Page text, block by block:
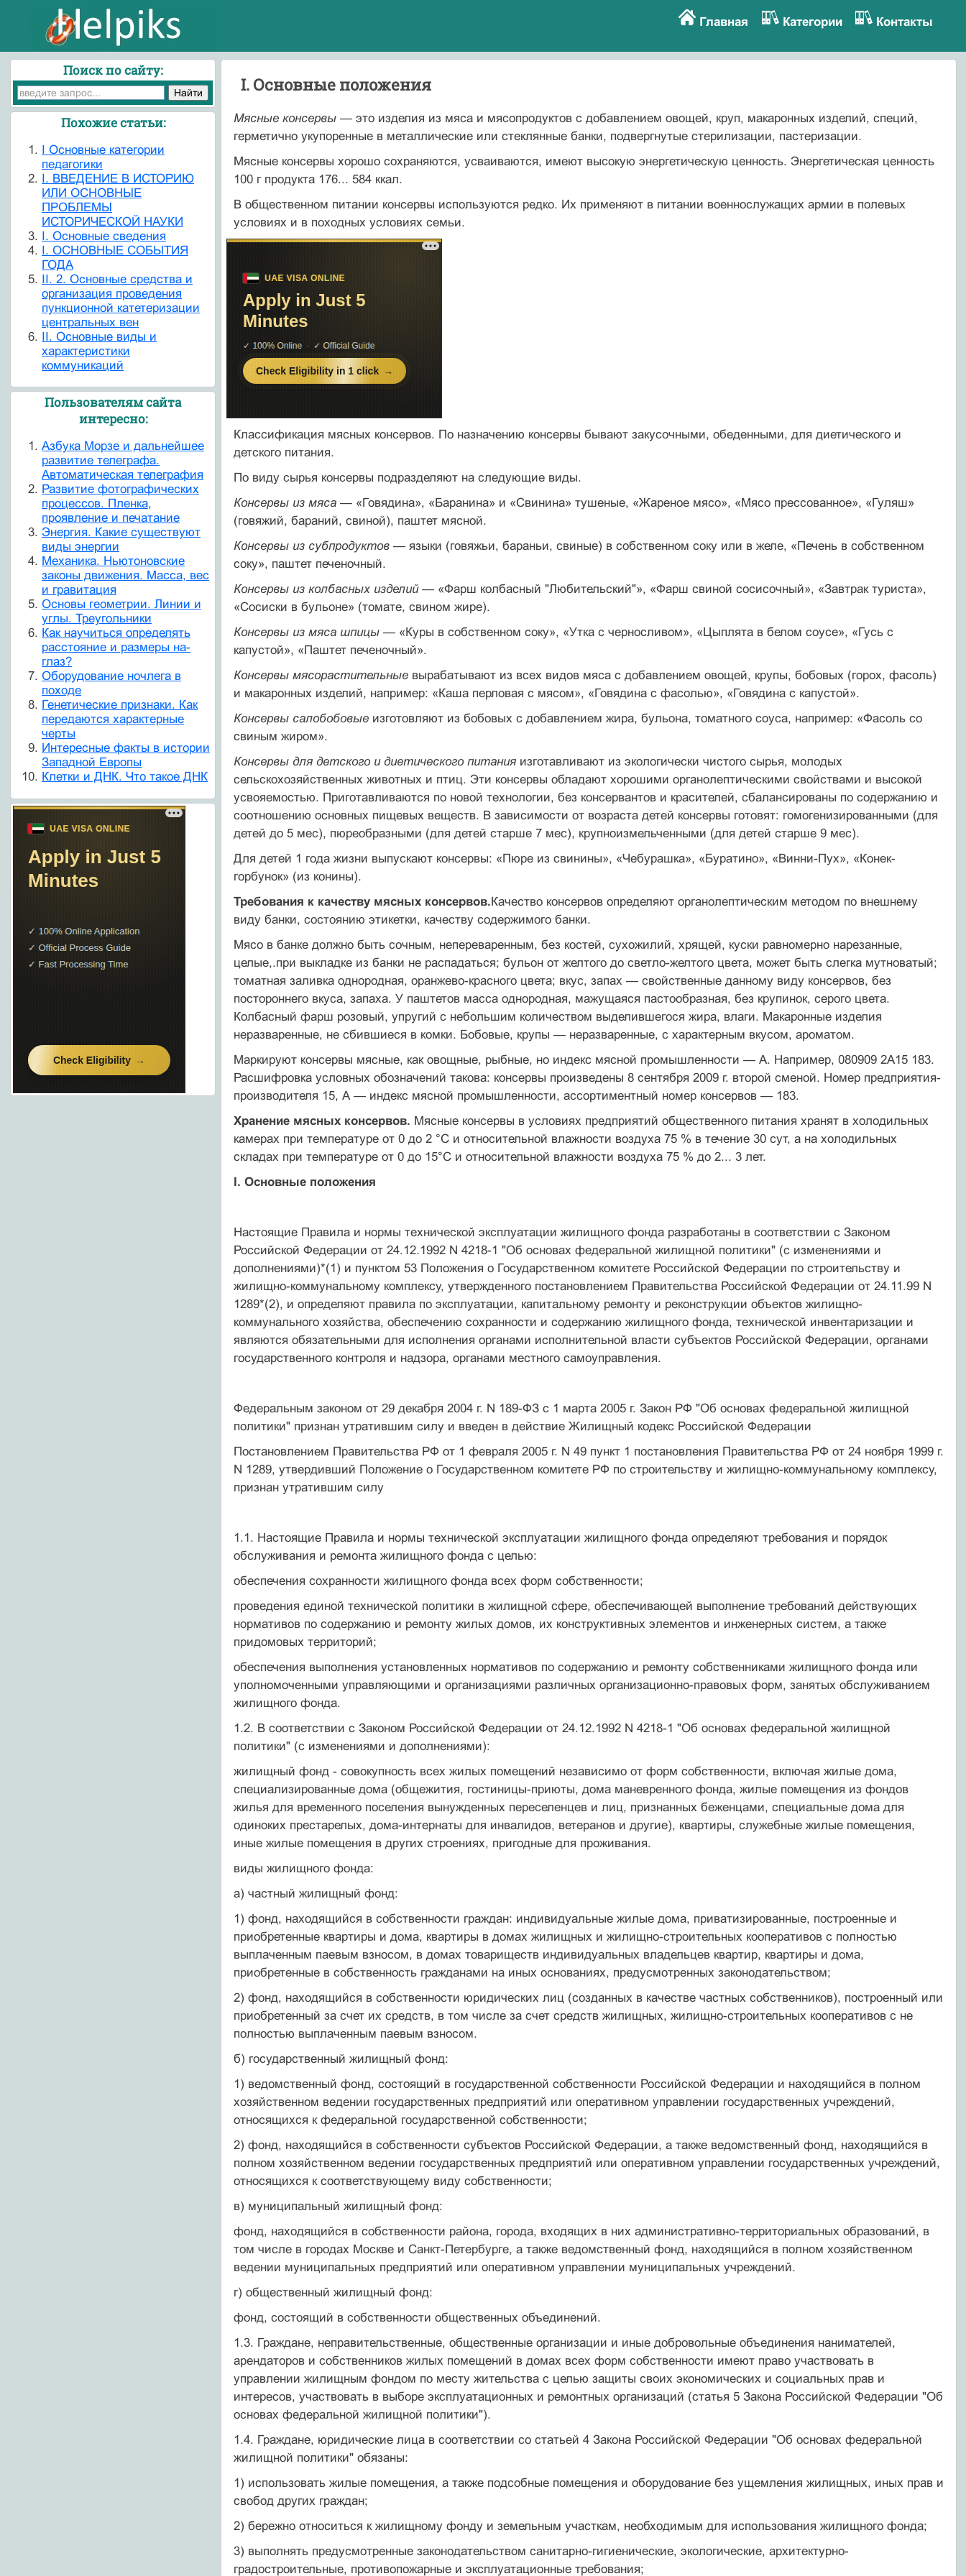
Главная Категории Контакты
I. Основные положения
Мясные консервы — это изделия из мяса и мясопродуктов с до­бавлением овощей, круп, макаронных изделий, специй,
герметично укупоренные в металлические или стеклянные банки, подвергнутые стерилизации, пастеризации.
Мясные консервы хорошо сохраняются, усваиваются, имеют вы­сокую энергетическую ценность. Энергетическая ценность
100 г продукта 176... 584 ккал.
В общественном питании консервы используются редко. Их при­меняют в питании военнослужащих армии в полевых
условиях и в по­ходных условиях семьи.
Классификация мясных консервов. По назначению консервы бывают закусочными, обеденными, для диетического и
детского питания.
По виду сырья консервы подразделяют на следующие виды.
Консервы из мяса — «Говядина», «Баранина» и «Свинина» туше­ные, «Жареное мясо», «Мясо прессованное», «Гуляш»
(говяжий, бараний, свиной), паштет мясной.
Консервы из субпродуктов — языки (говяжьи, бараньи, свиные) в собственном соку или в желе, «Печень в собственном
соку», паштет печеночный.
Консервы из колбасных изделий — «Фарш колбасный "Любитель­ский"», «Фарш свиной сосисочный», «Завтрак туриста»,
«Сосиски в бульоне» (томате, свином жире).
Консервы из мяса шпицы — «Куры в собственном соку», «Утка с черносливом», «Цыплята в белом соусе», «Гусь с
капустой», «Паштет печеночный».
Консервы мясорастительные вырабатывают из всех видов мяса с добавлением овощей, крупы, бобовых (горох, фасоль)
и макарон­ных изделий, например: «Каша перловая с мясом», «Говядина с фа­солью», «Говядина с капустой».
Консервы салобобовые изготовляют из бобовых с добавлением жира, бульона, томатного соуса, например: «Фасоль со
свиным жи­ром».
Консервы для детского и диетического питания изготавливают из экологически чистого сырья, молодых
сельскохозяйственных животных и птиц. Эти консервы обладают хорошими органолептическими свойствами и высокой
усвояемостью. Приготавливаются по новой технологии, без консервантов и красителей, сбалансиро­ваны по содержанию и
соотношению основных пищевых веществ. В зависимости от возраста детей консервы готовят: гомогенизированными (для
детей до 5 мес), пюреобразными (для детей старше 7 мес), крупноизмельченными (для детей старше 9 мес).
Для детей 1 года жизни выпускают консервы: «Пюре из свинины», «Чебурашка», «Буратино», «Винни-Пух», «Конек-
горбунок» (из конины).
Требования к качеству мясных консервов.Качество консер­вов определяют органолептическим методом по внешнему
виду банки, состоянию этикетки, качеству содержимого банки.
Мясо в банке должно быть сочным, непереваренным, без костей, сухожилий, хрящей, куски равномерно нарезанные,
целые,.при вы­кладке из банки не распадаться; бульон от желтого до светло-желтого цвета, может быть слегка мутноватый;
томатная заливка однородная, оранжево-красного цвета; вкус, запах — свойственные данному виду консервов, без
постороннего вкуса, запаха. У паштетов масса одно­родная, мажущаяся пастообразная, без крупинок, серого цвета.
Колбасный фарш розовый, упругий с небольшим количеством вы­делившегося жира, влаги. Макаронные изделия
неразваренные, не сбившиеся в комки. Бобовые, крупы — неразваренные, с характер­ным вкусом, ароматом.
Маркируют консервы мясные, как овощные, рыбные, но индекс мясной промышленности — А. Например, 080909 2А15 183.
Рас­шифровка условных обозначений такова: консервы произведены 8 сентября 2009 г. второй сменой. Номер предприятия-
производи­теля 15, А — индекс мясной промышленности, ассортиментный номер консервов — 183.
Хранение мясных консервов. Мясные консервы в условиях пред­приятий общественного питания хранят в холодильных
камерах при температуре от 0 до 2 °С и относительной влажности воздуха 75 % в течение 30 сут, а на холодильных
складах при температуре от 0 до 15°С и относительной влажности воздуха 75 % до 2... 3 лет.
I. Основные положения
Настоящие Правила и нормы технической эксплуатации жилищного фонда разработаны в соответствии с Законом
Российской Федерации от 24.12.1992 N 4218-1 "Об основах федеральной жилищной политики" (с изменениями и
дополнениями)*(1) и пунктом 53 Положения о Государственном комитете Российской Федерации по строительству и
жилищно-коммунальному комплексу, утвержденного постановлением Правительства Российской Федерации от 24.11.99 N
1289*(2), и определяют правила по эксплуатации, капитальному ремонту и реконструкции объектов жилищно-
коммунального хозяйства, обеспечению сохранности и содержанию жилищного фонда, технической инвентаризации и
являются обязательными для исполнения органами исполнительной власти субъектов Российской Федерации, органами
государственного контроля и надзора, органами местного самоуправления.
Федеральным законом от 29 декабря 2004 г. N 189-ФЗ с 1 марта 2005 г. Закон РФ "Об основах федеральной жилищной
политики" признан утратившим силу и введен в действие Жилищный кодекс Российской Федерации
Постановлением Правительства РФ от 1 февраля 2005 г. N 49 пункт 1 постановления Правительства РФ от 24 ноября 1999 г.
N 1289, утвердивший Положение о Государственном комитете РФ по строительству и жилищно-коммунальному комплексу,
признан утратившим силу
1.1. Настоящие Правила и нормы технической эксплуатации жилищного фонда определяют требования и порядок
обслуживания и ремонта жилищного фонда с целью:
обеспечения сохранности жилищного фонда всех форм собственности;
проведения единой технической политики в жилищной сфере, обеспечивающей выполнение требований действующих
нормативов по содержанию и ремонту жилых домов, их конструктивных элементов и инженерных систем, а также
придомовых территорий;
обеспечения выполнения установленных нормативов по содержанию и ремонту собственниками жилищного фонда или
уполномоченными управляющими и организациями различных организационно-правовых форм, занятых обслуживанием
жилищного фонда.
1.2. В соответствии с Законом Российской Федерации от 24.12.1992 N 4218-1 "Об основах федеральной жилищной
политики" (с изменениями и дополнениями):
жилищный фонд - совокупность всех жилых помещений независимо от форм собственности, включая жилые дома,
специализированные дома (общежития, гостиницы-приюты, дома маневренного фонда, жилые помещения из фондов
жилья для временного поселения вынужденных переселенцев и лиц, признанных беженцами, специальные дома для
одиноких престарелых, дома-интернаты для инвалидов, ветеранов и другие), квартиры, служебные жилые помещения,
иные жилые помещения в других строениях, пригодные для проживания.
виды жилищного фонда:
а) частный жилищный фонд:
1) фонд, находящийся в собственности граждан: индивидуальные жилые дома, приватизированные, построенные и
приобретенные квартиры и дома, квартиры в домах жилищных и жилищно-строительных кооперативов с полностью
выплаченным паевым взносом, в домах товариществ индивидуальных владельцев квартир, квартиры и дома,
приобретенные в собственность гражданами на иных основаниях, предусмотренных законодательством;
2) фонд, находящийся в собственности юридических лиц (созданных в качестве частных собственников), построенный или
приобретенный за счет их средств, в том числе за счет средств жилищных, жилищно-строительных кооперативов с не
полностью выплаченным паевым взносом.
б) государственный жилищный фонд:
1) ведомственный фонд, состоящий в государственной собственности Российской Федерации и находящийся в полном
хозяйственном ведении государственных предприятий или оперативном управлении государственных учреждений,
относящихся к федеральной государственной собственности;
2) фонд, находящийся в собственности субъектов Российской Федерации, а также ведомственный фонд, находящийся в
полном хозяйственном ведении государственных предприятий или оперативном управлении государственных учреждений,
относящихся к соответствующему виду собственности;
в) муниципальный жилищный фонд:
фонд, находящийся в собственности района, города, входящих в них административно-территориальных образований, в
том числе в городах Москве и Санкт-Петербурге, а также ведомственный фонд, находящийся в полном хозяйственном
ведении муниципальных предприятий или оперативном управлении муниципальных учреждений.
г) общественный жилищный фонд:
фонд, состоящий в собственности общественных объединений.
1.3. Граждане, неправительственные, общественные организации и иные добровольные объединения нанимателей,
арендаторов и собственников жилых помещений в домах всех форм собственности имеют право участвовать в
управлении жилищным фондом по месту жительства с целью защиты своих экономических и социальных прав и
интересов, участвовать в выборе эксплуатационных и ремонтных организаций (статья 5 Закона Российской Федерации "Об
основах федеральной жилищной политики").
1.4. Граждане, юридические лица в соответствии со статьей 4 Закона Российской Федерации "Об основах федеральной
жилищной политики" обязаны:
1) использовать жилые помещения, а также подсобные помещения и оборудование без ущемления жилищных, иных прав и
свобод других граждан;
2) бережно относиться к жилищному фонду и земельным участкам, необходимым для использования жилищного фонда;
3) выполнять предусмотренные законодательством санитарно-гигиенические, экологические, архитектурно-
градостроительные, противопожарные и эксплуатационные требования;
Поиск по сайту:
Похожие статьи:
I Основные категории
педагогики
I. ВВЕДЕНИЕ В ИСТОРИЮ
ИЛИ ОСНОВНЫЕ
ПРОБЛЕМЫ
ИСТОРИЧЕСКОЙ НАУКИ
I. Основные сведения
I. ОСНОВНЫЕ СОБЫТИЯ
ГОДА
II. 2. Основные средства и
организация проведения
пункционной катетеризации
центральных вен
II. Основные виды и
характеристики
коммуникаций
Пользователям сайта
интересно:
Азбука Морзе и дальнейшее
развитие телеграфа.
Автоматическая телеграфия
Развитие фотографических
процессов. Пленка,
проявление и печатание
Энергия. Какие существуют
виды энергии
Механика. Ньютоновские
законы движения. Масса, вес
и гравитация
Основы геометрии. Линии и
углы. Треугольники
Как научиться определять
расстояние и размеры на-
глаз?
Оборудование ночлега в
походе
Генетические признаки. Как
передаются характерные
черты
Интересные факты в истории
Западной Европы
Клетки и ДНК. Что такое ДНК